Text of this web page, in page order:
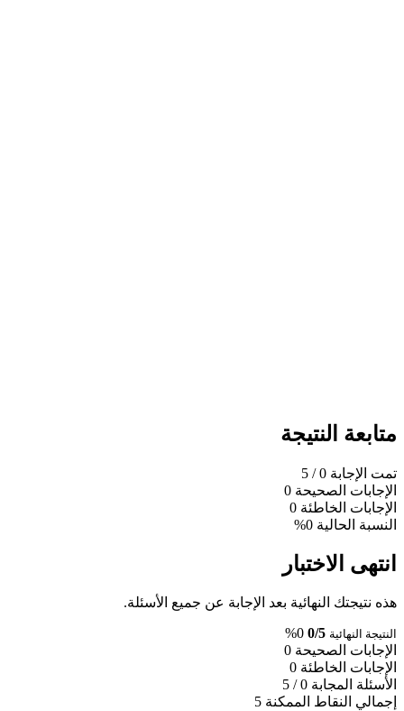
متابعة النتيجة
تمت الإجابة 0
/ 5
الإجابات الصحيحة 0
الإجابات الخاطئة 0
النسبة الحالية 0%
انتهى الاختبار
هذه نتيجتك النهائية بعد الإجابة عن جميع الأسئلة.
النتيجة النهائية 0/5
0%
الإجابات الصحيحة 0
الإجابات الخاطئة 0
الأسئلة المجابة 0 / 5
إجمالي النقاط الممكنة 5